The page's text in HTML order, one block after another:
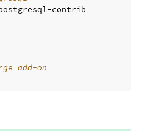
contrib
add-on